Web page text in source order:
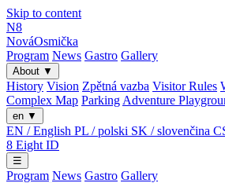
Skip to content
N8
NováOsmička
Program News Gastro Gallery
About ▼
History Vision Zpětná vazba Visitor Rules
Complex Map Parking Adventure
en ▼
EN / English PL / polski SK / slovenčina
8 Eight ID
☰
Program News Gastro Gallery